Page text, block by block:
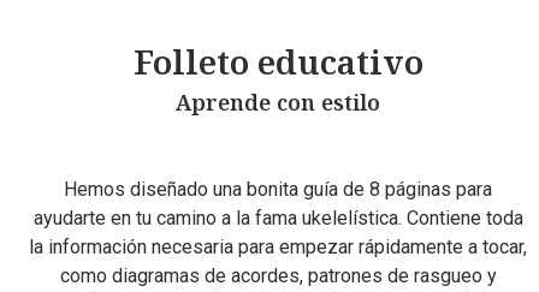
Folleto educativo
Aprende con estilo
Hemos diseñado una bonita guía de 8 páginas para
ayudarte en tu camino a la fama ukelelística. Contiene toda
la información necesaria para empezar rápidamente a tocar,
como diagramas de acordes, patrones de rasgueo y